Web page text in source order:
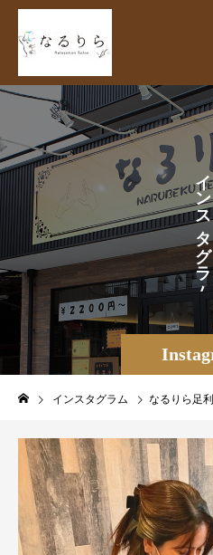
イ
ン
ス
タ
グ
ラ
ム
インスタグラム なるりら足